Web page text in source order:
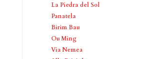
La Piedra del Sol
Panatela
Birim Bau
Ou Ming
Via Nemea